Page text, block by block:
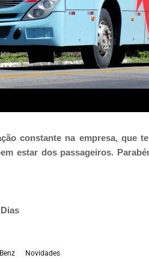
constante na empresa, que
estar dos passageiros.
Novidades